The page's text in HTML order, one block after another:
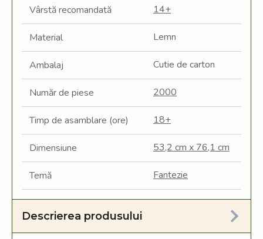
Vârstă recomandată 14+
Material Lemn
Ambalaj Cutie de carton
Număr de piese 2000
Timp de asamblare (ore) 18+
Dimensiune 53,2 cm x 76,1 cm
Temă Fantezie
Descrierea produsului